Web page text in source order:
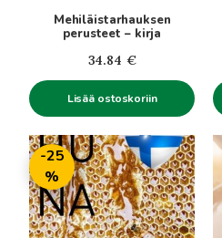
Mehiläistarhauksen
perusteet – kirja
34.84 €
Lisää ostoskoriin
-25
%